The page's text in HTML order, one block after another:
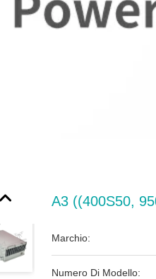
A3 ((400S50,
Marchio:
Numero Di Modello: